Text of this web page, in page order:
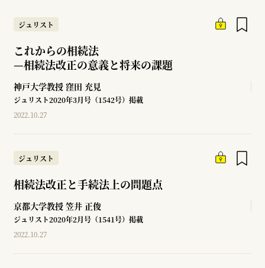
ジュリスト
これからの相続法
—相続法改正の意義と将来の課題
神戸大学教授 窪田 充見
ジュリスト2020年3月号（1542号）掲載
2022.10.27
ジュリスト
相続法改正と手続法上の問題点
京都大学教授 笠井 正俊
ジュリスト2020年2月号（1541号）掲載
2022.10.27